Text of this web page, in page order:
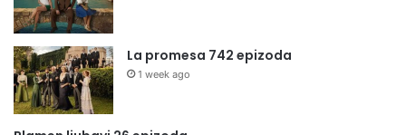
La promesa 742 epizoda
1 week ago